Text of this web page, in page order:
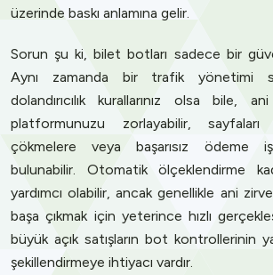
üzerinde baskı anlamına gelir.
Sorun şu ki, bilet botları sadece bir
Aynı zamanda bir trafik yönetimi
dolandırıcılık kurallarınız olsa bile,
platformunuzu zorlayabilir,
çökmelere veya başarısız ödeme
bulunabilir. Otomatik ölçeklendirme
yardımcı olabilir, ancak genellikle ani
başa çıkmak için yeterince hızlı
büyük açık satışların bot kontrollerinin
şekillendirmeye ihtiyacı vardır.